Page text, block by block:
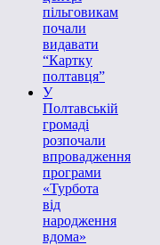
пільговикам
почали
видавати
“Картку
полтавця”
У
Полтавській
громаді
розпочали
впровадження
програми
«Турбота
від
народження
вдома»